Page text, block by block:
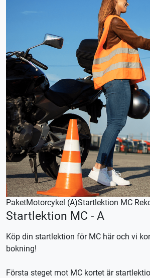
Denna lektion utförs med en mellantung
körkortstillstånd krävs. Utebliven
STR praxis.
Kontakta oss för bokning eller logga in
alternativt stctabs.se.
Vid önskemål om betalning via faktura,
trafikskolan så hjälper vi er.
PaketMotorcykel (A)Startlektion MC
Startlektion MC - A
Köp din startlektion för MC här och vi
bokning!
Första steget mot MC kortet är